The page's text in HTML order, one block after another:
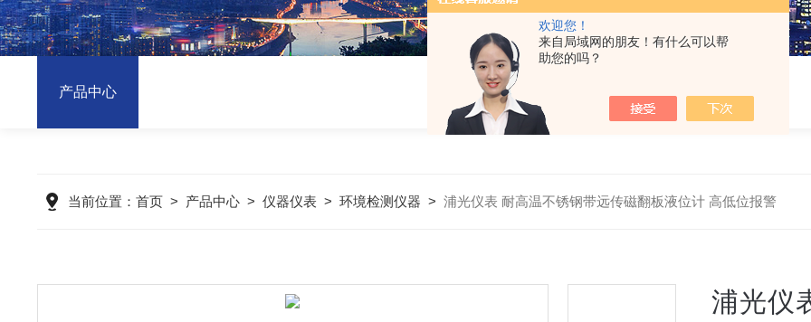
欢迎您！
来自局域网的朋友！有什么可以帮
助您的吗？
产品中心
当前位置： 首页> 产品中心> 仪器仪表> 环境检测仪器 > 浦光仪表 耐高温不锈钢带远传磁翻板液位计 高低位报警
浦光仪